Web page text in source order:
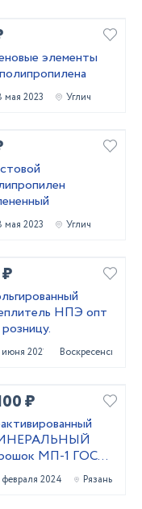
элементы
мая 2023 Углич
мая 2023 Углич
НПЭ опт
2021 Воскресенск
₽
МП-1 ГОСТ
03 и МП-2
32761-14
2024 Рязань